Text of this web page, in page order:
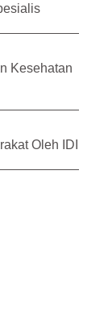
Kesehatan
Oleh IDI